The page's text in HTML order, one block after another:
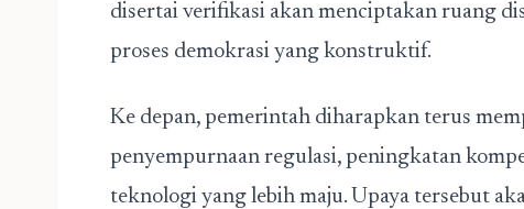
disertai verifikasi akan menciptakan ruang
proses demokrasi yang konstruktif.
Ke depan, pemerintah diharapkan terus
penyempurnaan regulasi, peningkatan
teknologi yang lebih maju. Upaya tersebut